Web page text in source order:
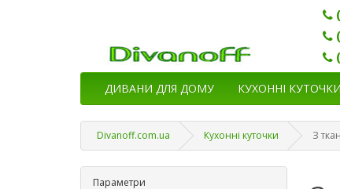
ДИВАНИ ДЛЯ ДОМУ КУХОННІ КУТОЧКИ
Divanoff.com.ua Кухонні куточки З
Параметри